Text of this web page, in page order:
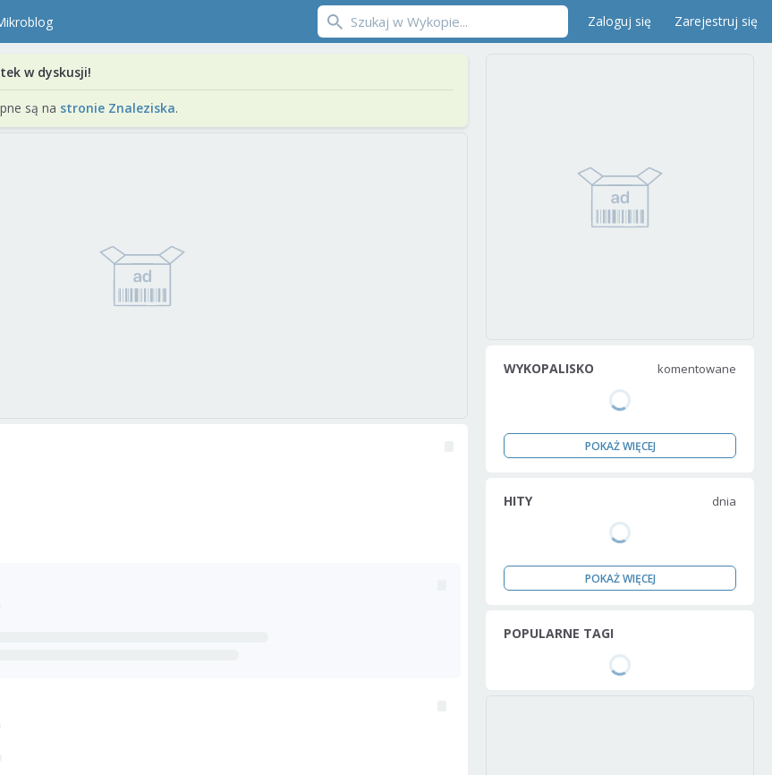
Zaloguj się Zarejestruj się
w dyskusji!
są na stronie Znaleziska.
WYKOPALISKO komentowane
POKAŻ WIĘCEJ
HITY dnia
POKAŻ WIĘCEJ
POPULARNE TAGI